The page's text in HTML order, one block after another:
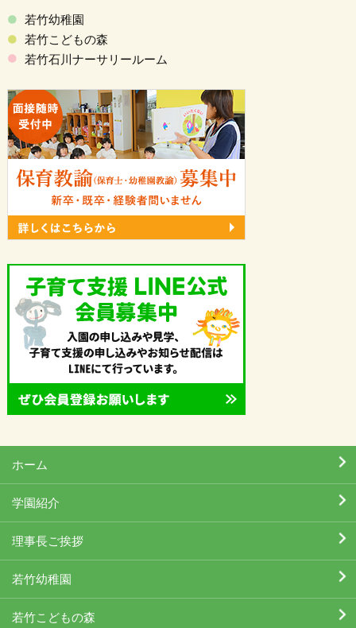
若竹幼稚園
若竹こどもの森
若竹石川ナーサリールーム
ホーム
学園紹介
理事長ご挨拶
若竹幼稚園
若竹こどもの森